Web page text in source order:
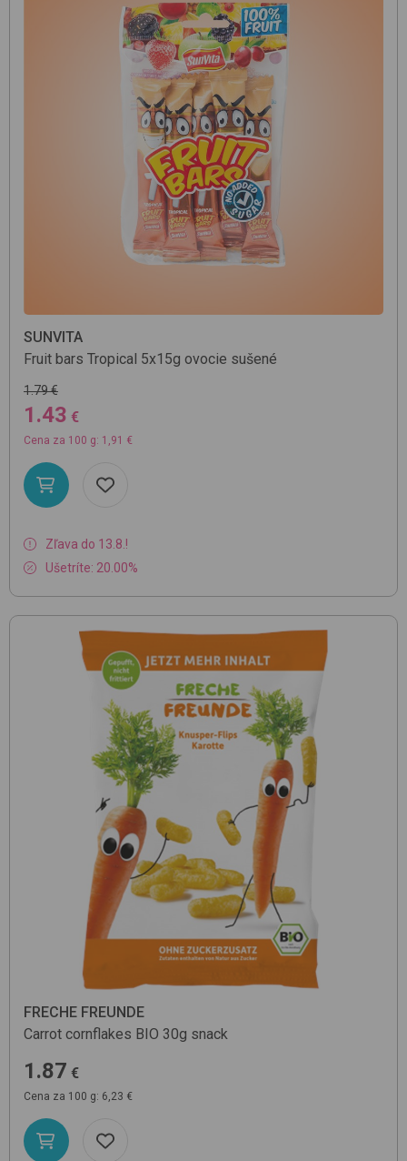
SUNVITA
Fruit bars Tropical 5x15g ovocie sušené
1.79 €
1.43 €
Cena za 100 g: 1,91 €
Zľava do 13.8.!
Ušetríte: 20.00%
FRECHE FREUNDE
Carrot cornflakes BIO 30g snack
1.87 €
Cena za 100 g: 6,23 €